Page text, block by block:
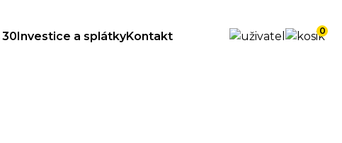
30Investice a splátkyKontakt 0